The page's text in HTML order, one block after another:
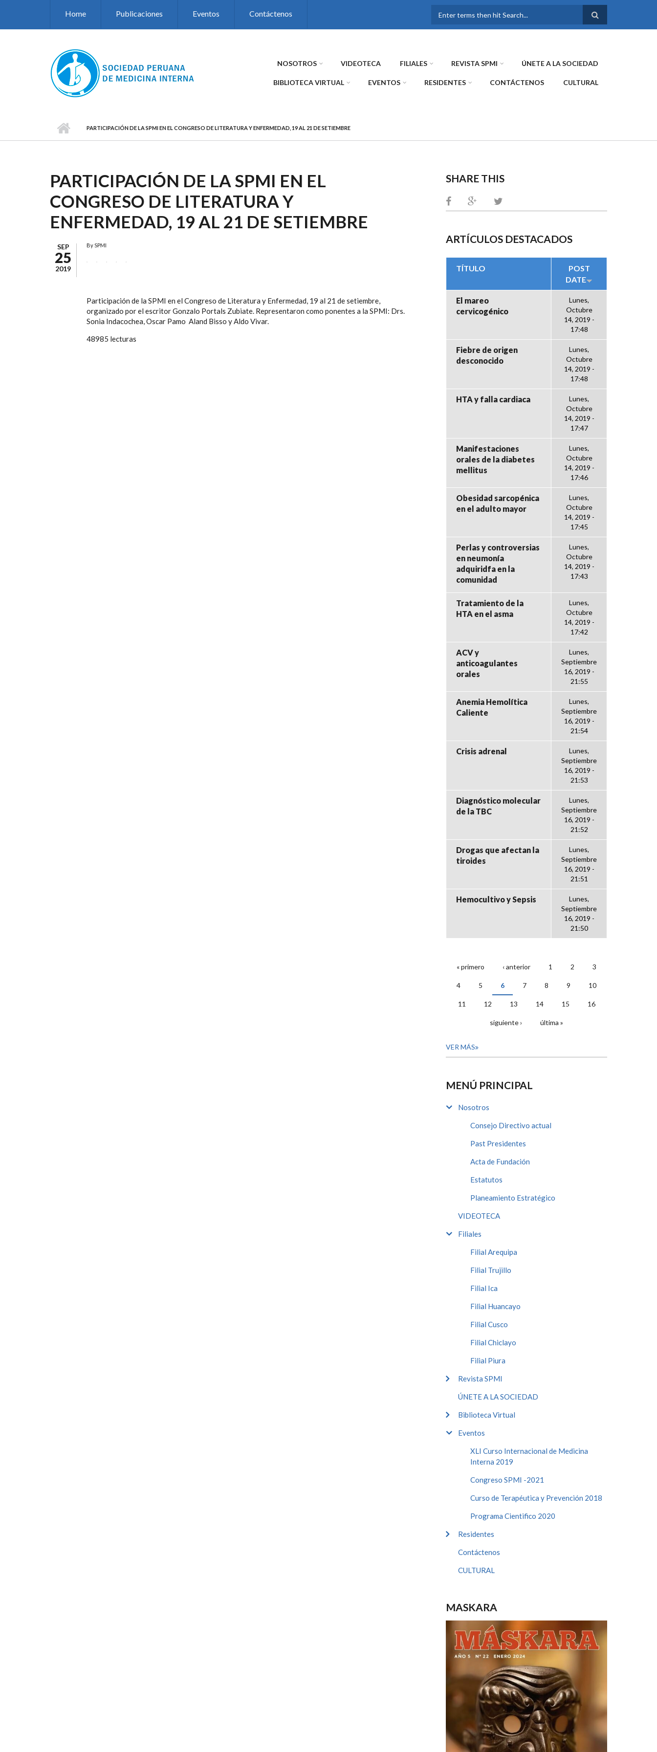
Home Publicaciones Eventos Contáctenos
FORMULARIO DE
NOSOTROS VIDEOTECA FILIALES REVISTA SPMI ÚNETE A LA SOCIEDAD
BIBLIOTECA VIRTUAL EVENTOS RESIDENTES CONTÁCTENOS CULTURAL
PARTICIPACIÓN DE LA SPMI EN EL CONGRESO DE LITERATURA Y ENFERMEDAD, 19 AL 21 DE SETIEMBRE
PARTICIPACIÓN DE LA SPMI EN EL
CONGRESO DE LITERATURA Y
ENFERMEDAD, 19 AL 21 DE SETIEMBRE
SEP
25
2019
BySPMI
Participación de la SPMI en el Congreso de Literatura y Enfermedad, 19 al 21 de setiembre,
organizado por el escritor Gonzalo Portals Zubiate. Representaron como ponentes a la SPMI: Drs.
Sonia Indacochea, Oscar Pamo Aland Bisso y Aldo Vivar.
48985 lecturas
SHARE THIS
ARTÍCULOS DESTACADOS
TÍTULO
POST
DATE
El mareo
cervicogénico
Lunes,
Octubre
14, 2019 -
17:48
Fiebre de origen
desconocido
Lunes,
Octubre
14, 2019 -
17:48
HTA y falla cardiaca
Lunes,
Octubre
14, 2019 -
17:47
Manifestaciones
orales de la diabetes
mellitus
Lunes,
Octubre
14, 2019 -
17:46
Obesidad sarcopénica
en el adulto mayor
Lunes,
Octubre
14, 2019 -
17:45
Perlas y controversias
en neumonía
adquiridfa en la
comunidad
Lunes,
Octubre
14, 2019 -
17:43
Tratamiento de la
HTA en el asma
Lunes,
Octubre
14, 2019 -
17:42
ACV y
anticoagulantes
orales
Lunes,
Septiembre
16, 2019 -
21:55
Anemia Hemolítica
Caliente
Lunes,
Septiembre
16, 2019 -
21:54
Crisis adrenal
Lunes,
Septiembre
16, 2019 -
21:53
Diagnóstico molecular
de la TBC
Lunes,
Septiembre
16, 2019 -
21:52
Drogas que afectan la
tiroides
Lunes,
Septiembre
16, 2019 -
21:51
Hemocultivo y Sepsis
Lunes,
Septiembre
16, 2019 -
21:50
PÁGINAS
« primero ‹ anterior 1 2 3
4 5 6 7 8 9 10
11 12 13 14 15 16
siguiente › última »
VER MÁS
MENÚ PRINCIPAL
Nosotros
Consejo Directivo actual
Past Presidentes
Acta de Fundación
Estatutos
Planeamiento Estratégico
VIDEOTECA
Filiales
Filial Arequipa
Filial Trujillo
Filial Ica
Filial Huancayo
Filial Cusco
Filial Chiclayo
Filial Piura
Revista SPMI
ÚNETE A LA SOCIEDAD
Biblioteca Virtual
Eventos
XLI Curso Internacional de Medicina
Interna 2019
Congreso SPMI -2021
Curso de Terapéutica y Prevención 2018
Programa Cientifico 2020
Residentes
Contáctenos
CULTURAL
MASKARA